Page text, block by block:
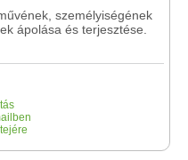
személyiségének
ápolása és terjesztése.